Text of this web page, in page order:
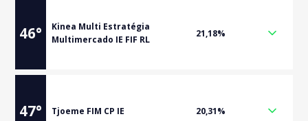
46°
Kinea Multi Estratégia
Multimercado IE FIF RL
21,18%
47° Tjoeme FIM CP IE 20,31%